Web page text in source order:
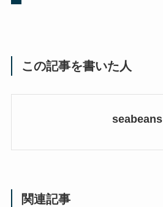
この記事を書いた人
seabeans
関連記事